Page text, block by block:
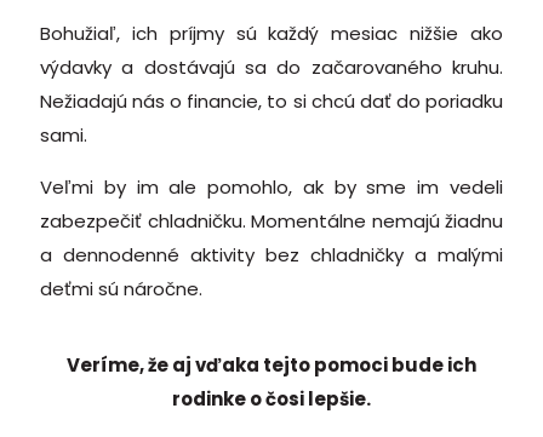
Bohužiaľ, ich príjmy sú každý mesiac nižšie ako
výdavky a dostávajú sa do začarovaného kruhu.
Nežiadajú nás o financie, to si chcú dať do poriadku
sami.
Veľmi by im ale pomohlo, ak by sme im vedeli
zabezpečiť chladničku. Momentálne nemajú žiadnu
a dennodenné aktivity bez chladničky a malými
deťmi sú náročne.
Veríme, že aj vďaka tejto pomoci bude ich
rodinke o čosi lepšie.